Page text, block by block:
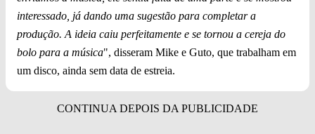
interessado, já dando uma sugestão para completar a
produção. A ideia caiu perfeitamente e se tornou a cereja do
bolo para a música", disseram Mike e Guto, que trabalham em
um disco, ainda sem data de estreia.